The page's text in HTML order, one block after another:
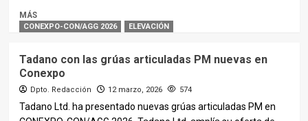
MÁS
CONEXPO-CON/AGG 2026 ELEVACIÓN
Tadano con las grúas articuladas PM nuevas en
Conexpo
Dpto. Redacción 12 marzo, 2026 574
Tadano Ltd. ha presentado nuevas grúas articuladas PM en